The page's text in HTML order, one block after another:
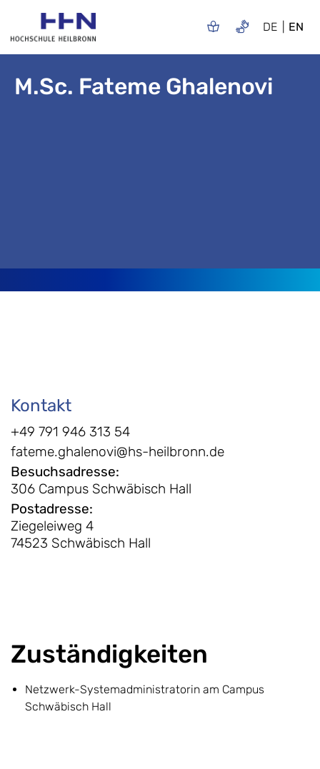
DE EN
M.Sc. Fateme Ghalenovi
Kontakt
+49 791 946 313 54
fateme.ghalenovi@hs-heilbronn.de
Besuchsadresse:
306 Campus Schwäbisch Hall
Postadresse:
Ziegeleiweg 4
74523 Schwäbisch Hall
Zuständigkeiten
Netzwerk-Systemadministratorin am Campus
Schwäbisch Hall